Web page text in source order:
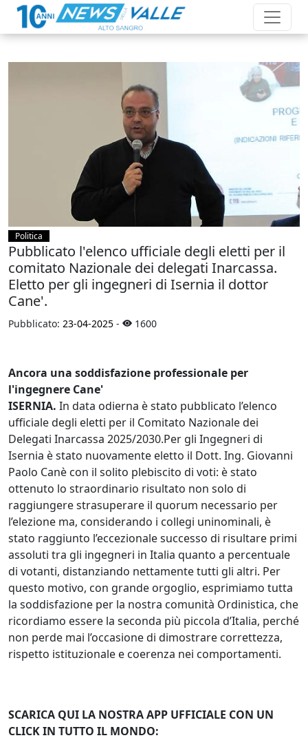
Politica
Pubblicato l'elenco ufficiale degli eletti per il
comitato Nazionale dei delegati Inarcassa.
Eletto per gli ingegneri di Isernia il dottor
Cane'.
Pubblicato: 23-04-2025 - 1600
Ancora una soddisfazione professionale per
l'ingegnere Cane'
ISERNIA. In data odierna è stato pubblicato l’elenco
ufficiale degli eletti per il Comitato Nazionale dei
Delegati Inarcassa 2025/2030.Per gli Ingegneri di
Isernia è stato nuovamente eletto il Dott. Ing. Giovanni
Paolo Canè con il solito plebiscito di voti: è stato
ottenuto lo straordinario risultato non solo di
raggiungere strasuperare il quorum necessario per
l’elezione ma, considerando i collegi uninominali, è
stato raggiunto l’eccezionale successo di risultare primi
assoluti tra gli ingegneri in Italia quanto a percentuale
di votanti, distanziando nettamente tutti gli altri. Per
questo motivo, con grande orgoglio, esprimiamo tutta
la soddisfazione per la nostra comunità Ordinistica, che
ricordiamo essere la seconda più piccola d’Italia, perché
non perde mai l’occasione di dimostrare correttezza,
rispetto istituzionale e coerenza nei comportamenti.
SCARICA QUI LA NOSTRA APP UFFICIALE CON UN
CLICK IN TUTTO IL MONDO: